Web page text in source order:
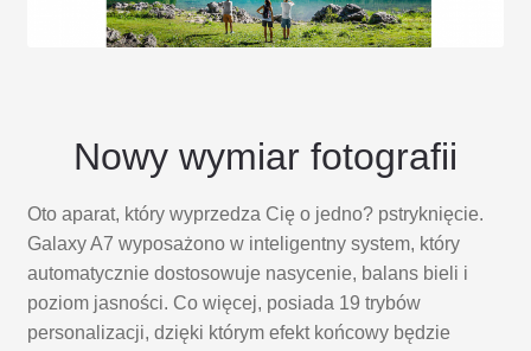
Nowy wymiar fotografii
Oto aparat, który wyprzedza Cię o jedno? pstryknięcie.
Galaxy A7 wyposażono w inteligentny system, który
automatycznie dostosowuje nasycenie, balans bieli i
poziom jasności. Co więcej, posiada 19 trybów
personalizacji, dzięki którym efekt końcowy będzie